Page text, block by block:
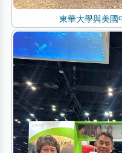
東華大學與美國